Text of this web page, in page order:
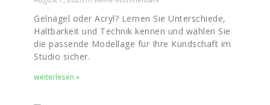
Gelnägel oder Acryl? Lernen Sie Unterschiede,
Haltbarkeit und Technik kennen und wählen Sie
die passende Modellage für Ihre Kundschaft im
Studio sicher.
weiterlesen »